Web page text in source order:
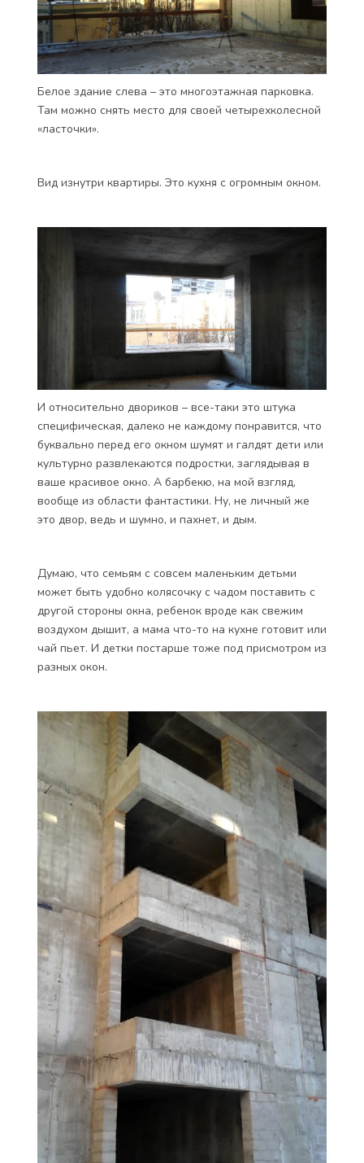
Белое здание слева – это многоэтажная парковка.
Там можно снять место для своей четырехколесной
«ласточки».
Вид изнутри квартиры. Это кухня с огромным окном.
И относительно двориков – все-таки это штука
специфическая, далеко не каждому понравится, что
буквально перед его окном шумят и галдят дети или
культурно развлекаются подростки, заглядывая в
ваше красивое окно. А барбекю, на мой взгляд,
вообще из области фантастики. Ну, не личный же
это двор, ведь и шумно, и пахнет, и дым.
Думаю, что семьям с совсем маленьким детьми
может быть удобно колясочку с чадом поставить с
другой стороны окна, ребенок вроде как свежим
воздухом дышит, а мама что-то на кухне готовит или
чай пьет. И детки постарше тоже под присмотром из
разных окон.